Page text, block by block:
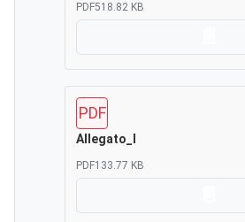
PDF518.82 KB
PDF
Allegato_l
PDF133.77 KB